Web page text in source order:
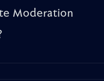
Moderation